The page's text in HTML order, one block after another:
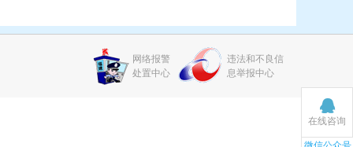
网络报警
处置中心
违法和不良信
息举报中心
在线咨询